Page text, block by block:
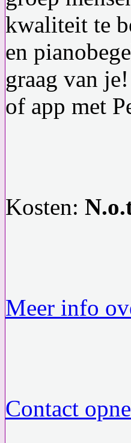
kwaliteit te
en
graag van
of app met
Kosten:
Meer info
Contact